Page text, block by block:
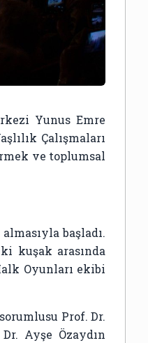
Yunus Emre
Çalışmaları
ve toplumsal
başladı.
kuşak arasında
Oyunları ekibi
Prof. Dr.
Ayşe Özaydın